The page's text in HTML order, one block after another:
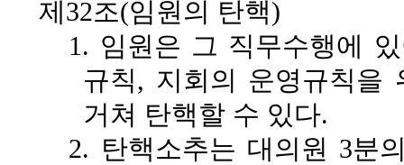
제32조(임원의 탄핵)
1. 임원은 그 직무수행에
규칙, 지회의 운영규칙을
거쳐 탄핵할 수 있다.
2. 탄핵소추는 대의원 3분